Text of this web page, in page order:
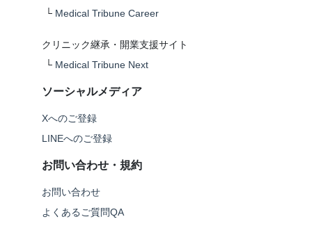
└ Medical Tribune Career
クリニック継承・開業支援サイト
└ Medical Tribune Next
ソーシャルメディア
Xへのご登録
LINEへのご登録
お問い合わせ・規約
お問い合わせ
よくあるご質問QA